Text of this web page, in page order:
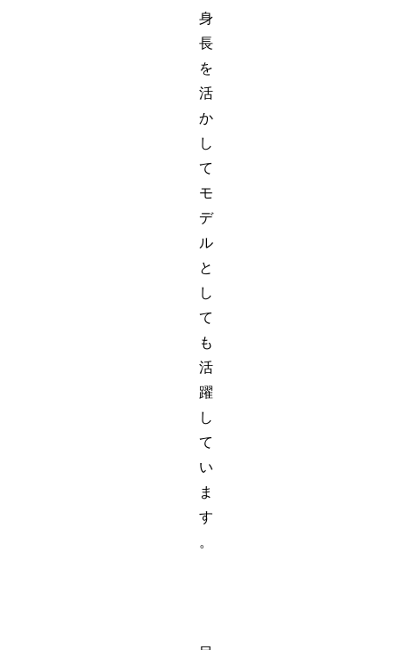
身
長
を
活
か
し
て
モ
デ
ル
と
し
て
も
活
躍
し
て
い
ま
す
。